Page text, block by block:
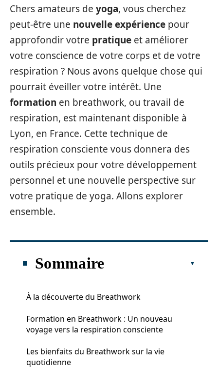
Chers amateurs de yoga, vous cherchez
peut-être une nouvelle expérience pour
approfondir votre pratique et améliorer
votre conscience de votre corps et de votre
respiration ? Nous avons quelque chose qui
pourrait éveiller votre intérêt. Une
formation en breathwork, ou travail de
respiration, est maintenant disponible à
Lyon, en France. Cette technique de
respiration consciente vous donnera des
outils précieux pour votre développement
personnel et une nouvelle perspective sur
votre pratique de yoga. Allons explorer
ensemble.
Sommaire
À la découverte du Breathwork
Formation en Breathwork : Un nouveau
voyage vers la respiration consciente
Les bienfaits du Breathwork sur la vie
quotidienne